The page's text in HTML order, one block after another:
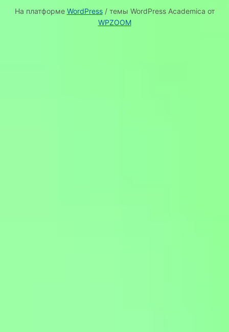
На платформе WordPress/ темы WordPress Academica от
WPZOOM